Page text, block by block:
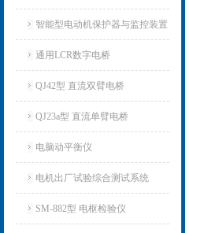
智能型电动机保护器与监控装置
通用LCR数字电桥
QJ42型 直流双臂电桥
QJ23a型 直流单臂电桥
电脑动平衡仪
电机出厂试验综合测试系统
SM-882型 电枢检验仪